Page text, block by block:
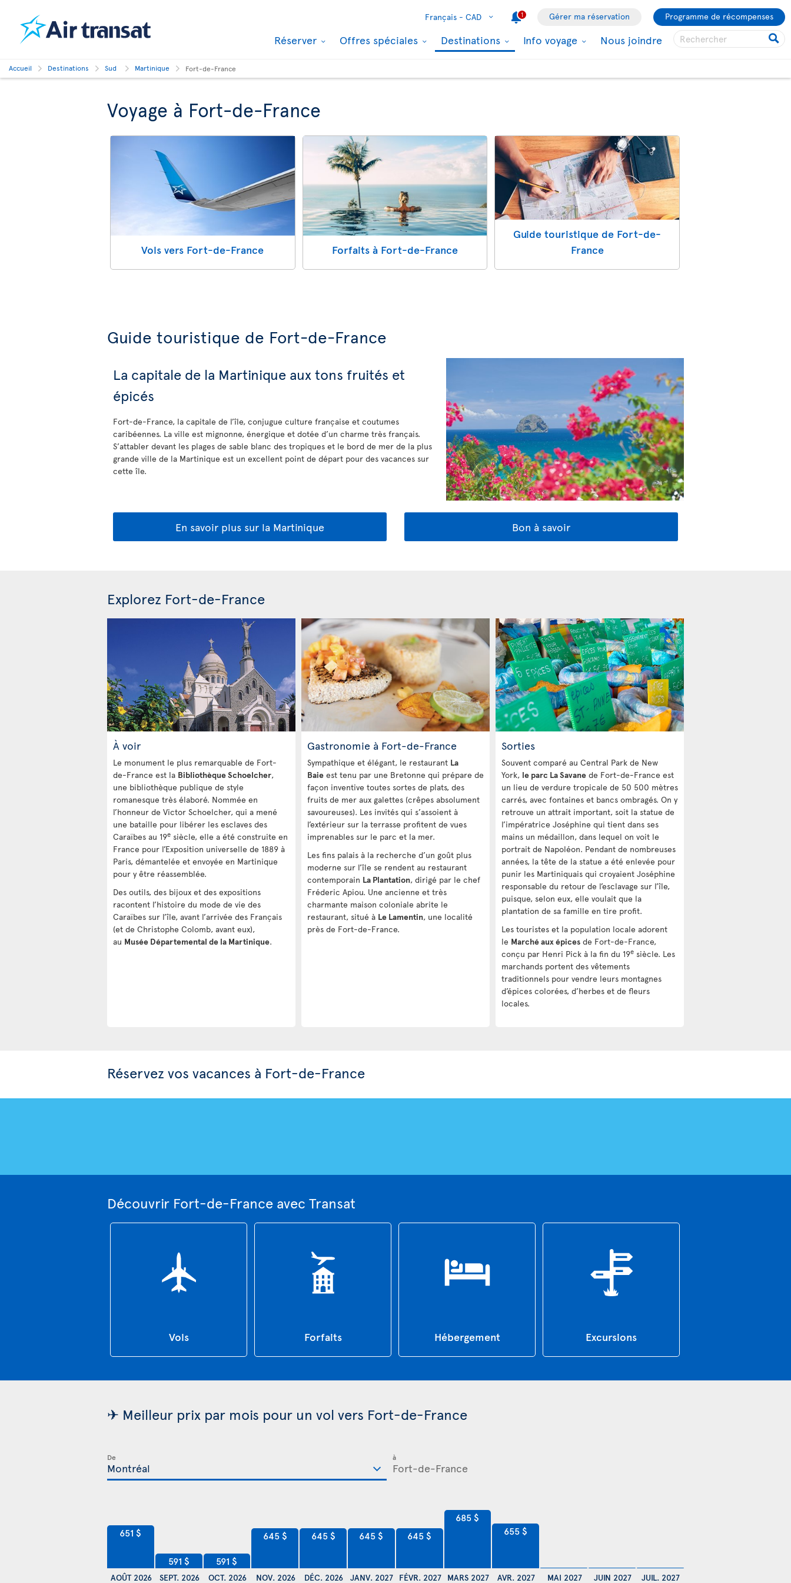
Français - CAD 1 Gérer ma réservation Programme de récompenses
Réserver Offres spéciales Destinations Info voyage Nous joindre
Accueil Destinations Sud Martinique Fort-de-France
Voyage à Fort-de-France
Vols vers Fort-de-France Forfaits à Fort-de-France
Guide touristique de Fort-de-
France
Guide touristique de Fort-de-France
La capitale de la Martinique aux tons fruités et
épicés
Fort-de-France, la capitale de l’île, conjugue culture française et coutumes
caribéennes. La ville est mignonne, énergique et dotée d’un charme très français.
S’attabler devant les plages de sable blanc des tropiques et le bord de mer de la plus
grande ville de la Martinique est un excellent point de départ pour des vacances sur
cette île.
En savoir plus sur la Martinique Bon à savoir
Explorez Fort-de-France
À voir
Le monument le plus remarquable de Fort-
de-France est la Bibliothèque Schoelcher,
une bibliothèque publique de style
romanesque très élaboré. Nommée en
l’honneur de Victor Schoelcher, qui a mené
une bataille pour libérer les esclaves des
Caraïbes au 19e siècle, elle a été construite en
France pour l’Exposition universelle de 1889 à
Paris, démantelée et envoyée en Martinique
pour y être réassemblée.
Des outils, des bijoux et des expositions
racontent l’histoire du mode de vie des
Caraïbes sur l’île, avant l’arrivée des Français
(et de Christophe Colomb, avant eux),
au Musée Départemental de la Martinique.
Gastronomie à Fort-de-France
Sympathique et élégant, le restaurant La
Baie est tenu par une Bretonne qui prépare de
façon inventive toutes sortes de plats, des
fruits de mer aux galettes (crêpes absolument
savoureuses). Les invités qui s’assoient à
l’extérieur sur la terrasse profitent de vues
imprenables sur le parc et la mer.
Les fins palais à la recherche d’un goût plus
moderne sur l’île se rendent au restaurant
contemporain La Plantation, dirigé par le chef
Fréderic Apiou. Une ancienne et très
charmante maison coloniale abrite le
restaurant, situé à Le Lamentin, une localité
près de Fort-de-France.
Sorties
Souvent comparé au Central Park de New
York, le parc La Savane de Fort-de-France est
un lieu de verdure tropicale de 50 500 mètres
carrés, avec fontaines et bancs ombragés. On y
retrouve un attrait important, soit la statue de
l’impératrice Joséphine qui tient dans ses
mains un médaillon, dans lequel on voit le
portrait de Napoléon. Pendant de nombreuses
années, la tête de la statue a été enlevée pour
punir les Martiniquais qui croyaient Joséphine
responsable du retour de l’esclavage sur l’île,
puisque, selon eux, elle voulait que la
plantation de sa famille en tire profit.
Les touristes et la population locale adorent
le Marché aux épices de Fort-de-France,
conçu par Henri Pick à la fin du 19e siècle. Les
marchands portent des vêtements
traditionnels pour vendre leurs montagnes
d’épices colorées, d’herbes et de fleurs
locales.
Réservez vos vacances à Fort-de-France
Découvrir Fort-de-France avec Transat
Vols Forfaits Hébergement Excursions
✈ Meilleur prix par mois pour un vol vers Fort-de-France
De à
651 $
AOÛT 2026
591 $
SEPT. 2026
591 $
OCT. 2026
645 $
NOV. 2026
645 $
DÉC. 2026
645 $
JANV. 2027
645 $
FÉVR. 2027
685 $
MARS 2027
655 $
AVR. 2027 MAI 2027 JUIN 2027 JUIL. 2027